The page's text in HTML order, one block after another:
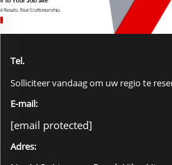
Tel.
Solliciteer vandaag om uw regio te
E-mail:
[email protected]
Adres: